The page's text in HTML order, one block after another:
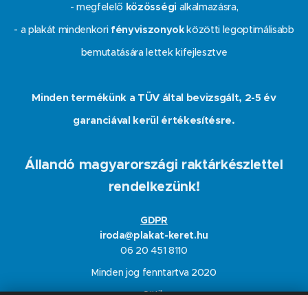
- megfelelő közösségi alkalmazásra,
- a plakát mindenkori fényviszonyok közötti legoptimálisabb
bemutatására lettek kifejlesztve
Minden termékünk a TÜV által bevizsgált, 2-5 év
garanciával kerül értékesítésre.
Állandó magyarországi raktárkészlettel
rendelkezünk!
GDPR
iroda@plakat-keret.hu
06 20 451 8110
Minden jog fenntartva 2020